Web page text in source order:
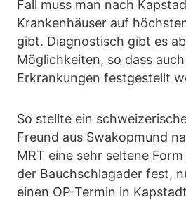
Fall muss man nach
Krankenhäuser auf
gibt. Diagnostisch gibt es
Möglichkeiten, so dass
Erkrankungen festgestellt
So stellte ein
Freund aus Swakopmund
MRT eine sehr seltene
der Bauchschlagader fest,
einen OP-Termin in